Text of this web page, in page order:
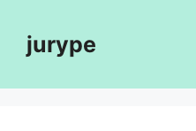
contentjurype